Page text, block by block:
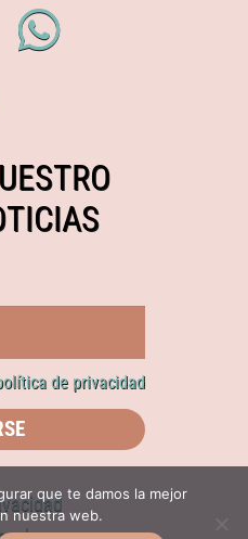
de privacidad
que te damos la mejor
nuestra web.